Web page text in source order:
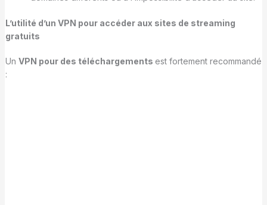
L’utilité d’un VPN pour accéder aux sites de streaming
gratuits
Un VPN pour des téléchargements est fortement recommandé
: